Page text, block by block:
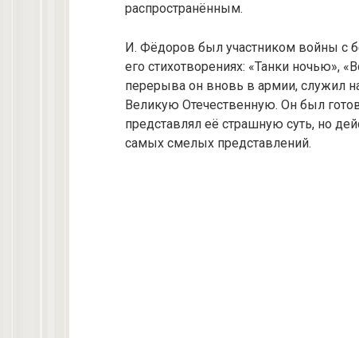
распространённым.
И. Фёдоров был участником войны с
его стихотворениях: «Танки ночью»,
перерыва он вновь в армии, служил
Великую Отечественную. Он был
представлял её страшную суть, но
самых смелых представлений.